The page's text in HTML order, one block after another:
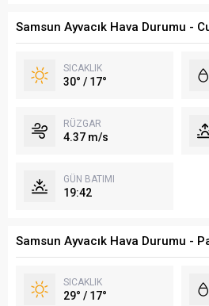
Samsun Ayvacık Hava Durumu -
SICAKLIK
30° / 17°
RÜZGAR
4.37 m/s
GÜN BATIMI
19:42
Samsun Ayvacık Hava Durumu -
SICAKLIK
29° / 17°